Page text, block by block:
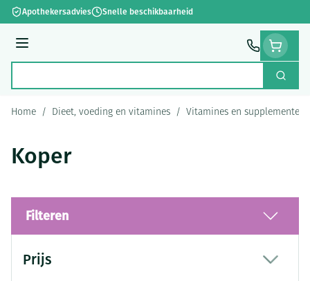
Ga naar de inhoud
Apothekersadvies Snelle beschikbaarheid
Menu
Zoek
Home / Dieet, voeding en vitamines / Vitamines en supplementen
Koper
Filteren
Prijs